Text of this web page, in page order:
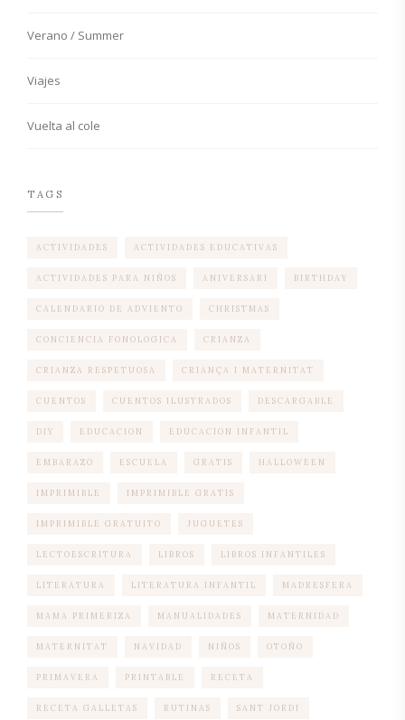
Verano / Summer
Viajes
Vuelta al cole
TAGS
ACTIVIDADES ACTIVIDADES EDUCATIVAS
ACTIVIDADES PARA NIÑOS ANIVERSARI BIRTHDAY
CALENDARIO DE ADVIENTO CHRISTMAS
CONCIENCIA FONOLOGICA CRIANZA
CRIANZA RESPETUOSA CRIANÇA I MATERNITAT
CUENTOS CUENTOS ILUSTRADOS DESCARGABLE
DIY EDUCACION EDUCACION INFANTIL
EMBARAZO ESCUELA GRATIS HALLOWEEN
IMPRIMIBLE IMPRIMIBLE GRATIS
IMPRIMIBLE GRATUITO JUGUETES
LECTOESCRITURA LIBROS LIBROS INFANTILES
LITERATURA LITERATURA INFANTIL MADRESFERA
MAMA PRIMERIZA MANUALIDADES MATERNIDAD
MATERNITAT NAVIDAD NIÑOS OTOÑO
PRIMAVERA PRINTABLE RECETA
RECETA GALLETAS RUTINAS SANT JORDI